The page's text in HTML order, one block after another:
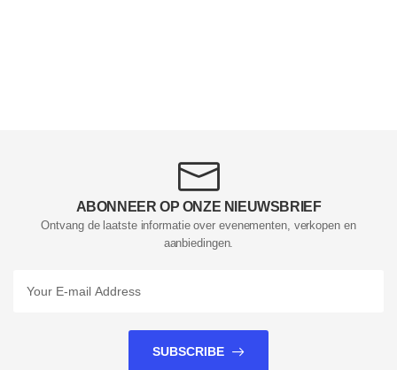
ABONNEER OP ONZE NIEUWSBRIEF
Ontvang de laatste informatie over evenementen, verkopen en
aanbiedingen.
SUBSCRIBE